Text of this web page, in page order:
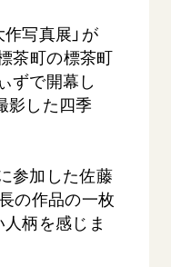
進
写真展」が
茶町の標茶町
ずで開幕し
影した四季
参加した佐藤
の作品の一枚
人柄を感じま